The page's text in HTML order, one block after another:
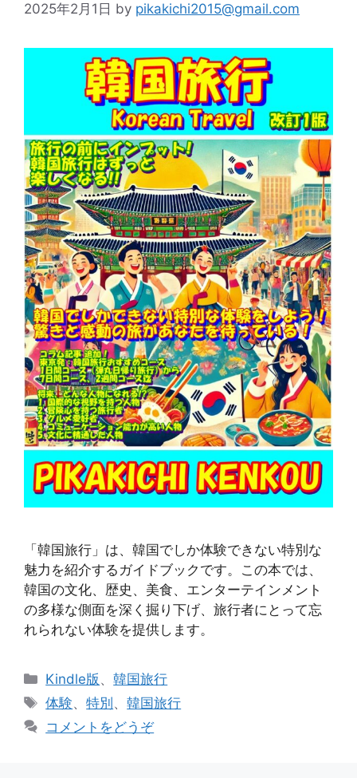
2025年2月1日 by pikakichi2015@gmail.com
「韓国旅行」は、韓国でしか体験できない特別な
魅力を紹介するガイドブックです。この本では、
韓国の文化、歴史、美食、エンターテインメント
の多様な側面を深く掘り下げ、旅行者にとって忘
れられない体験を提供します。
カ
テ
ゴ
リ
Kindle版 、韓国旅行
タ
体験、特別、韓国旅行
コメントをどうぞ